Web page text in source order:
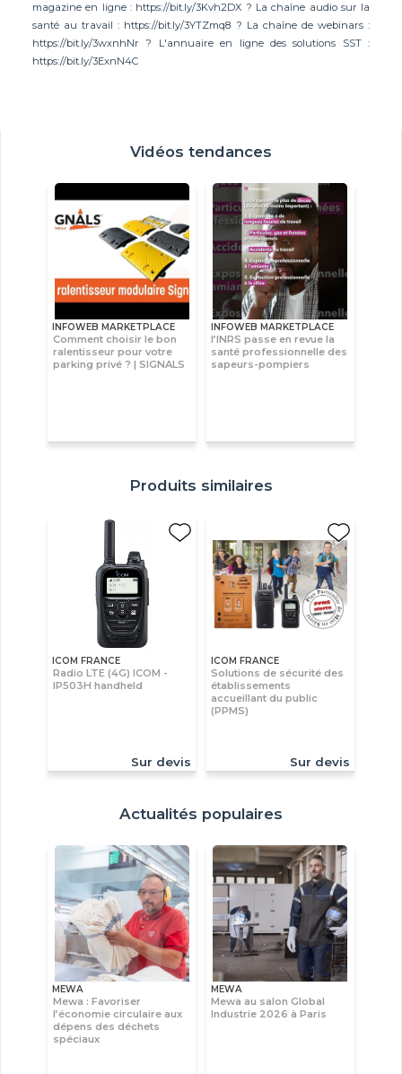
magazine en ligne : https://bit.ly/3Kvh2DX ? La chaîne audio sur la
santé au travail : https://bit.ly/3YTZmq8 ? La chaîne de webinars :
https://bit.ly/3wxnhNr ? L'annuaire en ligne des solutions SST :
https://bit.ly/3ExnN4C
Vidéos tendances
INFOWEB MARKETPLACE
Comment choisir le bon
ralentisseur pour votre
parking privé ? | SIGNALS
INFOWEB MARKETPLACE
l’INRS passe en revue la
santé professionnelle des
sapeurs-pompiers
Produits similaires
ICOM FRANCE
Radio LTE (4G) ICOM -
IP503H handheld
Sur devis
ICOM FRANCE
Solutions de sécurité des
établissements
accueillant du public
(PPMS)
Sur devis
Actualités populaires
MEWA
Mewa : Favoriser
l’économie circulaire aux
dépens des déchets
spéciaux
MEWA
Mewa au salon Global
Industrie 2026 à Paris